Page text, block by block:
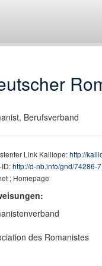
Berufsverband
Link Kalliope:http://
http://d-nb.info/gnd/74286-7
; Homepage
des Romanistes